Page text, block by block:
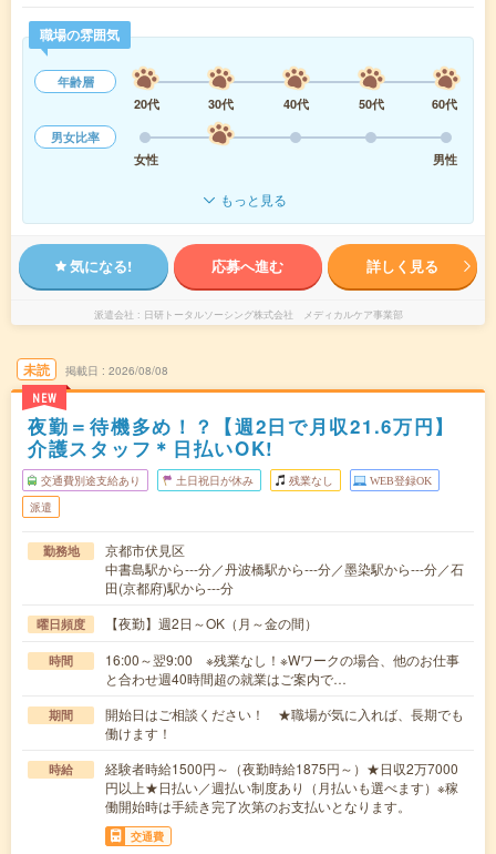
職場の雰囲気
年齢層
20代
30代 40代 50代
60代
男女比率
女性
男性
もっと見る
気になる! 応募へ進む 詳しく見る
派遣会社 日研トータルソーシング株式会社 メディカルケア事業部
未読
NEW
掲載日 2026/08/08
夜勤＝待機多め！？【週2日で月収21.6万円】
介護スタッフ＊日払いOK!
交通費別途支給あり 土日祝日が休み 残業なし WEB登録OK
派遣
勤務地
京都市伏見区
中書島駅から---分／丹波橋駅から---分／墨染駅から---分／石
田(京都府)駅から---分
曜日頻度 【夜勤】週2日～OK（月～金の間）
時間
16:00～翌9:00 ※残業なし！※Wワークの場合、他のお仕事
と合わせ週40時間超の就業はご案内で…
期間
開始日はご相談ください！ ★職場が気に入れば、長期でも
働けます！
時給
経験者時給1500円～（夜勤時給1875円～）★日収2万7000
円以上★日払い／週払い制度あり（月払いも選べます）※稼
働開始時は手続き完了次第のお支払いとなります。
交通費